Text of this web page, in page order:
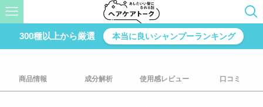
300種以上から厳選 本当に良いシャンプーランキング
商品情報 成分解析 使用感レビュー 口コミ